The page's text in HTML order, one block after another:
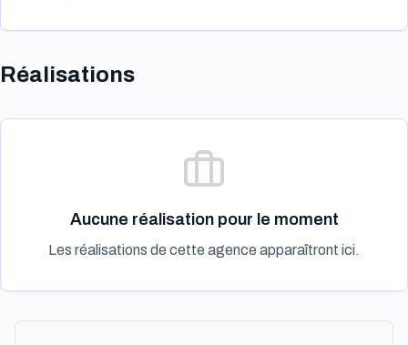
Réalisations
Aucune réalisation pour le moment
Les réalisations de cette agence apparaîtront ici.